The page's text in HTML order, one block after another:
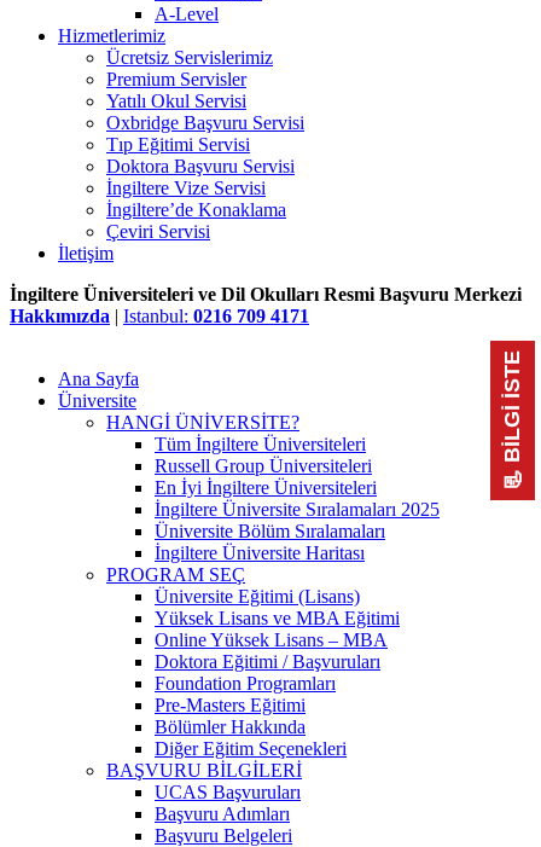
A-Level
Hizmetlerimiz
Ücretsiz Servislerimiz
Premium Servisler
Yatılı Okul Servisi
Oxbridge Başvuru Servisi
Tıp Eğitimi Servisi
Doktora Başvuru Servisi
İngiltere Vize Servisi
İngiltere’de Konaklama
Çeviri Servisi
İletişim
İngiltere Üniversiteleri ve Dil Okulları Resmi Başvuru Merkezi
Hakkımızda | Istanbul: 0216 709 4171
Ana Sayfa
Üniversite
HANGİ ÜNİVERSİTE?
Tüm İngiltere Üniversiteleri
Russell Group Üniversiteleri
En İyi İngiltere Üniversiteleri
İngiltere Üniversite Sıralamaları 2025
Üniversite Bölüm Sıralamaları
İngiltere Üniversite Haritası
PROGRAM SEÇ
Üniversite Eğitimi (Lisans)
Yüksek Lisans ve MBA Eğitimi
Online Yüksek Lisans – MBA
Doktora Eğitimi / Başvuruları
Foundation Programları
Pre-Masters Eğitimi
Bölümler Hakkında
Diğer Eğitim Seçenekleri
BAŞVURU BİLGİLERİ
UCAS Başvuruları
Başvuru Adımları
Başvuru Belgeleri
📃 BİLGİ İSTE